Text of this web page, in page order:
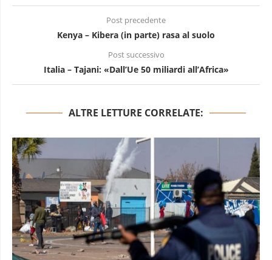
Post precedente
Kenya – Kibera (in parte) rasa al suolo
Post successivo
Italia – Tajani: «Dall’Ue 50 miliardi all’Africa»
ALTRE LETTURE CORRELATE: